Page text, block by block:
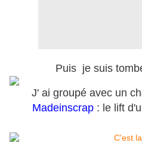
Puis je suis
J' ai groupé avec un
Madeinscrap : le lift